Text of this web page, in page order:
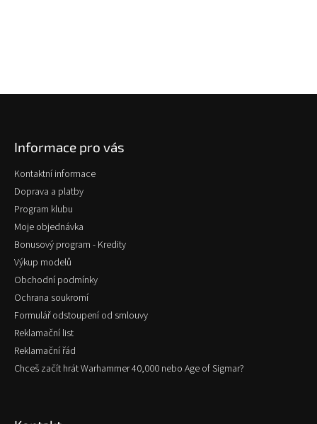
Informace pro vás
Kontaktní informace
Doprava a platby
Program klubu
Moje objednávka
Bonusový program - Kredity
Výkup modelů
Obchodní podmínky
Ochrana soukromí
Formulář odstoupení od smlouvy
Reklamační list
Reklamační řád
Chceš začít hrát Warhammer 40,000 nebo Age of Sigmar?